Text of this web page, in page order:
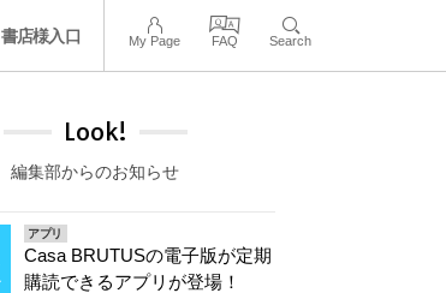
書店様入口 My Page FAQ Search
Look!
編集部からのお知らせ
アプリ
Casa BRUTUSの電子版が定期
購読できるアプリが登場！